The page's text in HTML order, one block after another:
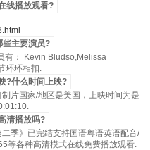
线播放观看?
些主要演员?
有： Kevin Bludso,Melissa
环环相扣.
?什么时间上映?
片国家/地区是美国，上映时间为是
清播放吗?
季》已完结支持国语粤语英语配音/
等各种高清模式在线免费播放观看.